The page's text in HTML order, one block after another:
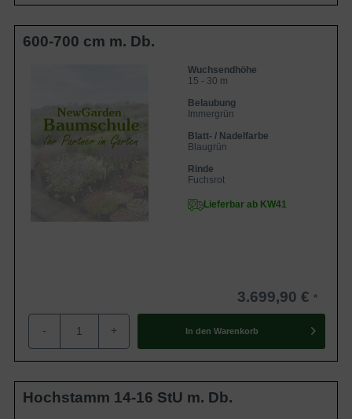
600-700 cm m. Db.
Wuchsendhöhe
15 - 30 m
Belaubung
Immergrün
Blatt- / Nadelfarbe
Blaugrün
Rinde
Fuchsrot
Lieferbar ab KW41
3.699,90 €
- + In den Warenkorb
Hochstamm 14-16 StU m. Db.